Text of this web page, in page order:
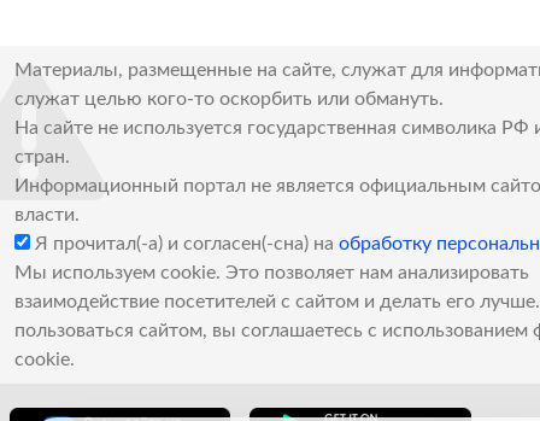
Материалы, размещенные на сайте, служат для
служат целью кого-то оскорбить или обмануть.
На сайте не используется государственная символика РФ
стран.
Информационный портал не является официальным
власти.
Я прочитал(-а) и согласен(-сна) на обработку
Мы используем cookie. Это позволяет нам анализировать
взаимодействие посетителей с сайтом и делать его
пользоваться сайтом, вы соглашаетесь с использованием
cookie.